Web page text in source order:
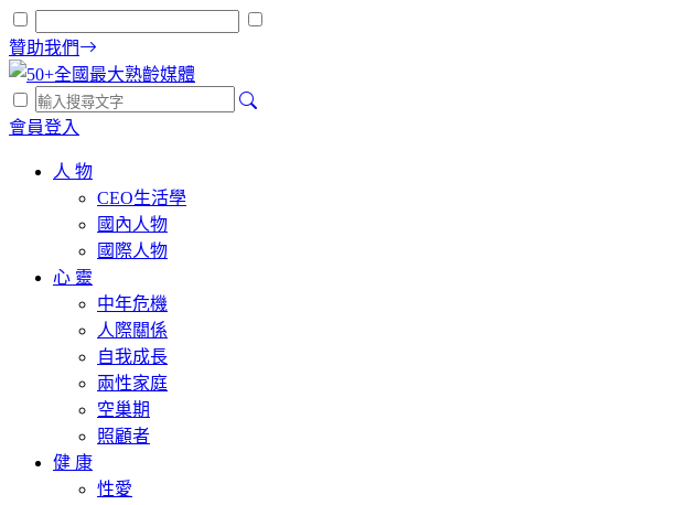
贊助我們
會員登入
人 物
CEO生活學
國內人物
國際人物
心 靈
中年危機
人際關係
自我成長
兩性家庭
空巢期
照顧者
健 康
性愛